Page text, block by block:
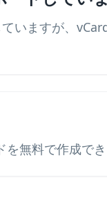
いますが、
無料で作成でき